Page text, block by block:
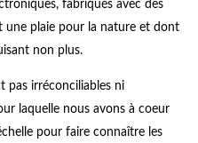
fabriqués avec des
une plaie pour la nature et dont
non plus.
pas irréconciliables ni
laquelle nous avons à coeur
pour faire connaître les